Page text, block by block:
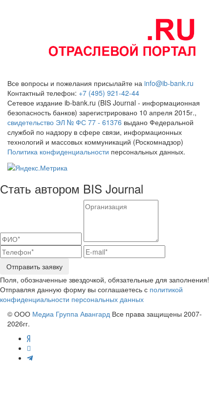
Все вопросы и пожелания присылайте на info@ib-bank.ru
Контактный телефон: +7 (495) 921-42-44
Сетевое издание ib-bank.ru (BIS Journal - информационная
безопасность банков) зарегистрировано 10 апреля 2015г.,
свидетельство ЭЛ № ФС 77 - 61376 выдано Федеральной
службой по надзору в сфере связи, информационных
технологий и массовых коммуникаций (Роскомнадзор)
Политика конфиденциальности персональных данных.
Стать автором BIS Journal
Отправить заявку
Поля, обозначенные звездочкой, обязательные для заполнения!
Отправляя данную форму вы соглашаетесь с политикой
конфиденциальности персональных данных
© ООО Медиа Группа Авангард Все права защищены 2007-
2026гг.